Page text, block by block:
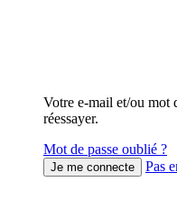
Votre e-mail et/ou mot
réessayer.
Mot de passe oublié ?
Pas